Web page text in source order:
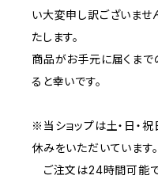
い大変申し訳ございませ
たします。
商品がお手元に届くま
ると幸いです。
※当ショップは土・日・
休みをいただいています。
ご注文は24時間可能で